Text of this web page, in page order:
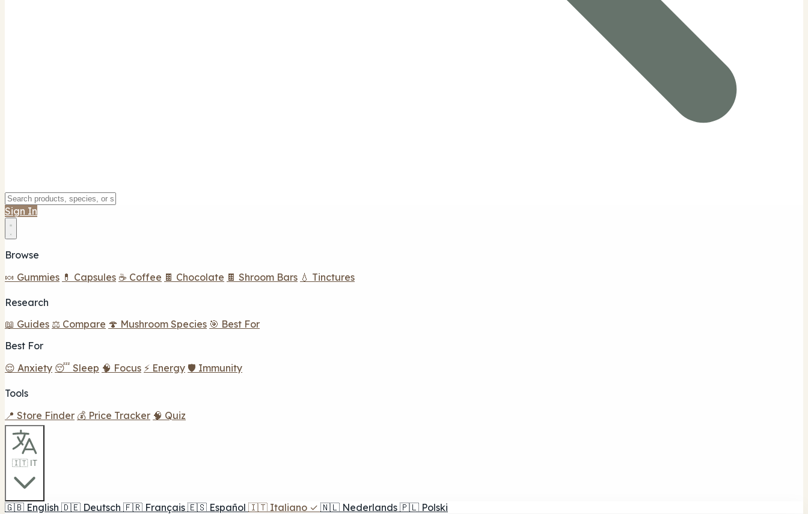
Sign In
Browse
🍬 Gummies 💊 Capsules ☕ Coffee 🍫 Chocolate 🍫 Shroom Bars 💧 Tinctures
Research
📖 Guides ⚖️ Compare 🍄 Mushroom Species 🎯 Best For
Best For
😌 Anxiety 😴 Sleep 🧠 Focus ⚡ Energy 🛡️ Immunity
Tools
📍 Store Finder 💰 Price Tracker 🧠 Quiz
🇮🇹 IT
🇬🇧 English 🇩🇪 Deutsch 🇫🇷 Français 🇪🇸 Español 🇮🇹 Italiano ✓ 🇳🇱 Nederlands 🇵🇱 Polski